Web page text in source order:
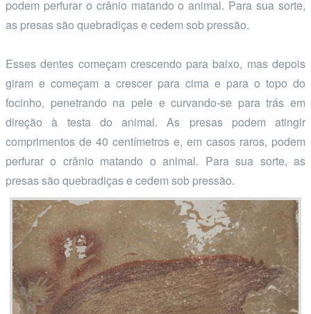
podem perfurar o crânio matando o animal. Para sua sorte,
as presas são quebradiças e cedem sob pressão.
Esses dentes começam crescendo para baixo, mas depois
giram e começam a crescer para cima e para o topo do
focinho, penetrando na pele e curvando-se para trás em
direção à testa do animal. As presas podem atingir
comprimentos de 40 centímetros e, em casos raros, podem
perfurar o crânio matando o animal. Para sua sorte, as
presas são quebradiças e cedem sob pressão.